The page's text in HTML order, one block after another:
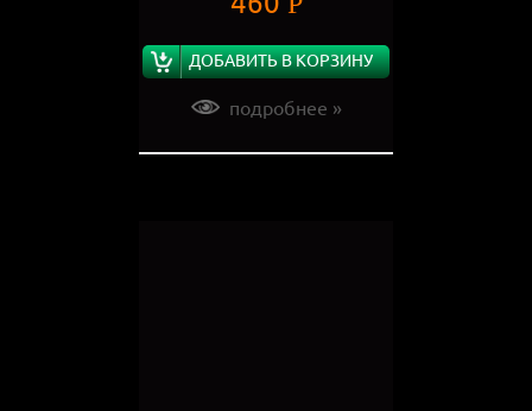
ДОБАВИТЬ В КОРЗИНУ
подробнее »